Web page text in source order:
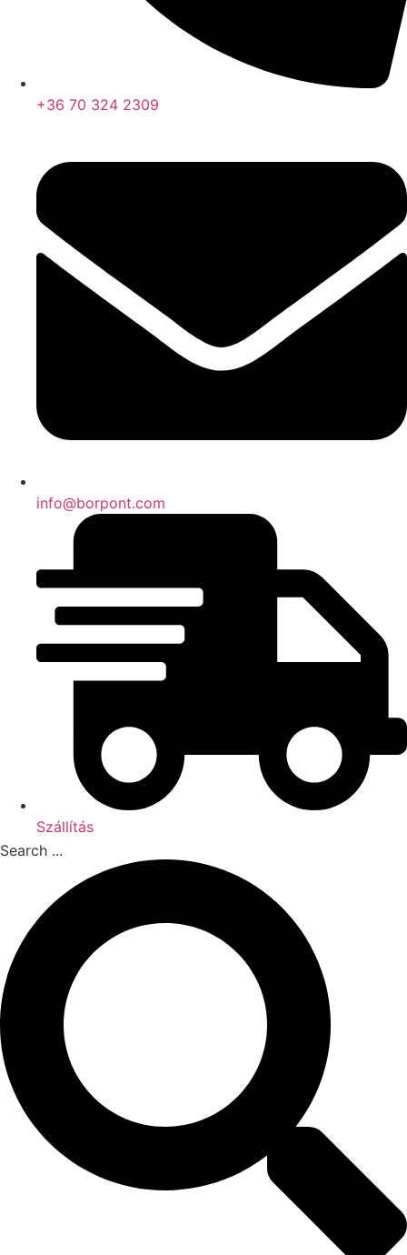
+36 70 324 2309
info@borpont.com
Szállítás
Search ...